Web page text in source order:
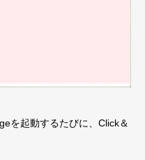
を起動するたびに、Click＆